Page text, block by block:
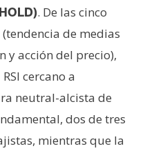
. De las cinco
de medias
y acción del precio),
cercano a
neutral-alcista de
dos de tres
mientras que la